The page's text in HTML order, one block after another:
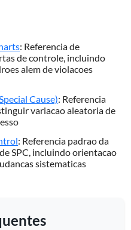
: Referencia de
de controle, incluindo
alem de violacoes
Cause): Referencia
variacao aleatoria de
: Referencia padrao da
SPC, incluindo orientacao
sistematicas